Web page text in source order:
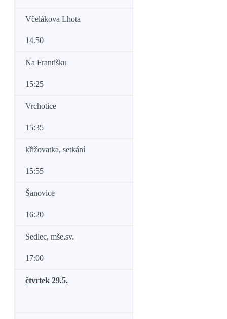
Včelákova Lhota
14.50
Na Františku
15:25
Vrchotice
15:35
křižovatka, setkání
15:55
Šanovice
16:20
Sedlec, mše.sv.
17:00
čtvrtek 29.5.